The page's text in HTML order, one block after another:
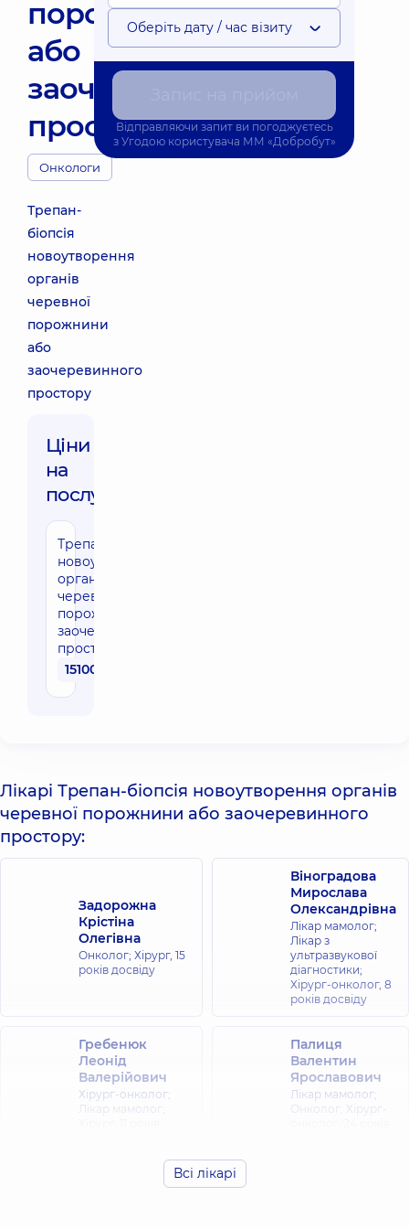
порожнини
або
заочеревинного
простору
Онкологи
Трепан-
біопсія
новоутворення
органів
черевної
порожнини
або
заочеревинного
простору
Ціни
на
послуги:
Трепан-біопсія
новоутворення
органів
черевної
порожнини чи
заочеревинного
простору
15100 грн
Оберіть дату / час візиту
Відправляючи запит ви погоджуєтесь
з Угодою користувача ММ «Добробут»
Лікарі Трепан-біопсія новоутворення органів
черевної порожнини або заочеревинного
простору:
Задорожна
Крістіна
Олегівна
Онколог; Хірург, 15
років досвіду
Віноградова
Мирослава
Олександрівна
Лікар мамолог;
Лікар з
ультразвукової
діагностики;
Хірург-онколог, 8
років досвіду
Гребенюк
Леонід
Валерійович
Хірург-онколог;
Лікар мамолог;
Палиця
Валентин
Ярославович
Лікар мамолог;
Онколог; Хірург-
Всі лікарі